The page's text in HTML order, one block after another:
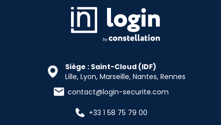
Siège : Saint-Cloud (IDF)
Lille, Lyon, Marseille, Nantes, Rennes
contact@login-securite.com
+33 1 58 75 79 00